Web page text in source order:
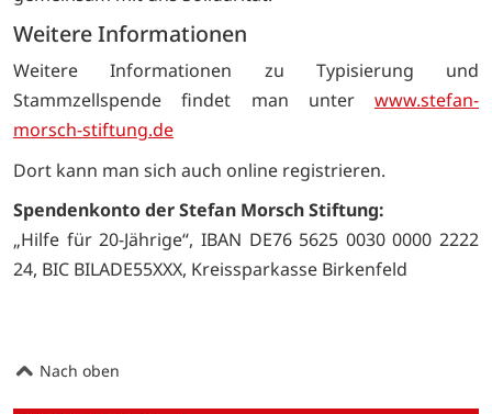
Weitere Informationen
Weitere Informationen zu Typisierung und
Stammzellspende findet man unter www.stefan-
morsch-stiftung.de
Dort kann man sich auch online registrieren.
Spendenkonto der Stefan Morsch Stiftung:
„Hilfe für 20-Jährige“, IBAN DE76 5625 0030 0000 2222
24, BIC BILADE55XXX, Kreissparkasse Birkenfeld
Nach oben